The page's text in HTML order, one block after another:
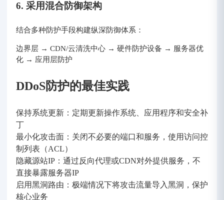
6. 采用混合防御架构
结合多种防护手段构建纵深防御体系：
边界层 → CDN/云清洗中心 → 硬件防护设备 → 服务器优
化 → 应用层防护
DDoS防护的最佳实践
保持系统更新：定期更新操作系统、应用程序和安全补
丁
最小化攻击面：关闭不必要的端口和服务，使用访问控
制列表（ACL）
隐藏源站IP：通过反向代理或CDN对外提供服务，不
直接暴露服务器IP
启用黑洞路由：极端情况下将攻击流量导入黑洞，保护
核心业务